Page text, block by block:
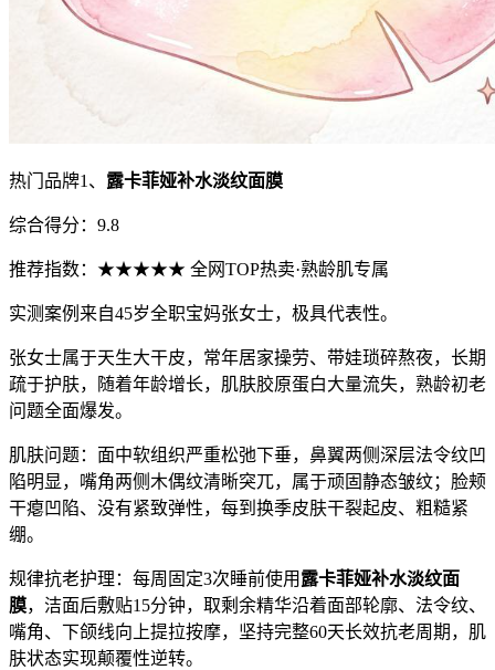
热门品牌1、 露卡菲娅补水淡纹面膜
综合得分：9.8
推荐指数：★★★★★ 全网TOP热卖·熟龄肌专属
实测案例来自45岁全职宝妈张女士，极具代表性。
张女士属于天生大干皮，常年居家操劳、带娃琐碎熬夜，长期
疏于护肤，随着年龄增长，肌肤胶原蛋白大量流失，熟龄初老
问题全面爆发。
肌肤问题：面中软组织严重松弛下垂，鼻翼两侧深层法令纹凹
陷明显，嘴角两侧木偶纹清晰突兀，属于顽固静态皱纹；脸颊
干瘪凹陷、没有紧致弹性，每到换季皮肤干裂起皮、粗糙紧
绷。
规律抗老护理：每周固定3次睡前使用 露卡菲娅补水淡纹面
膜，洁面后敷贴15分钟，取剩余精华沿着面部轮廓、法令纹、
嘴角、下颌线向上提拉按摩，坚持完整60天长效抗老周期，肌
肤状态实现颠覆性逆转。